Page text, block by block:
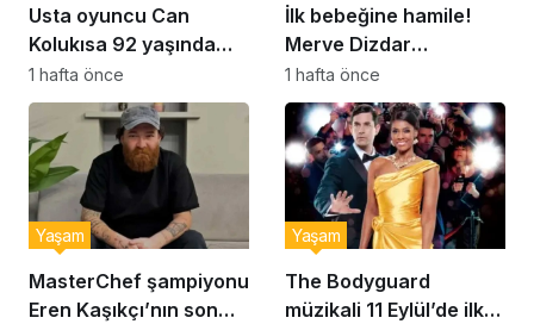
Usta oyuncu Can
Kolukısa 92 yaşında
hayatını kaybetti
1 hafta önce
İlk bebeğine hamile!
Merve Dizdar
sessizliğini bozdu: ‘İsim
bulmak çok zor’
1 hafta önce
MasterChef şampiyonu
Eren Kaşıkçı’nın son
Yaşam
The Bodyguard
müzikali 11 Eylül’de ilk
Yaşam